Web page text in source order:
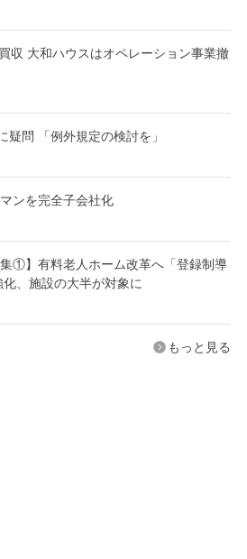
収 大和ハウスはオペレーション事業撤
疑問 「例外規定の検討を」
ンを完全子会社化
集①】有料老人ホーム改革へ「登録制導
、施設の大半が対象に
もっと見る